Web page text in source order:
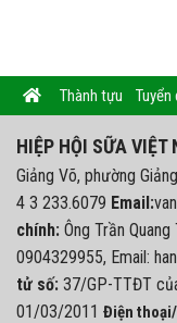
Thành tựu Tuyển
HIỆP HỘI SỮA VIỆT
Giảng Võ, phường
4 3 233.6079 Email:
chính: Ông Trần
0904329955, Email:
tử số: 37/GP-TTĐT
01/03/2011 Điện